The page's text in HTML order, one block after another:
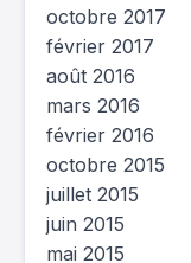
octobre 2017
février 2017
août 2016
mars 2016
février 2016
octobre 2015
juillet 2015
juin 2015
mai 2015